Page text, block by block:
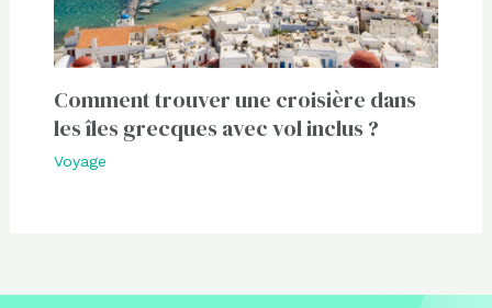
Comment trouver une croisière dans
les îles grecques avec vol inclus ?
Voyage